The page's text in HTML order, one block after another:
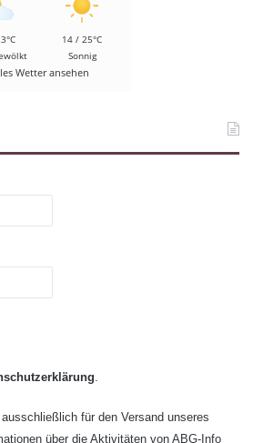
14 / 25°C
Sonnig
Wetter ansehen
.
für den Versand unseres
über die Aktivitäten von ABG-Info